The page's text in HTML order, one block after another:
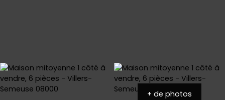
+ de photos